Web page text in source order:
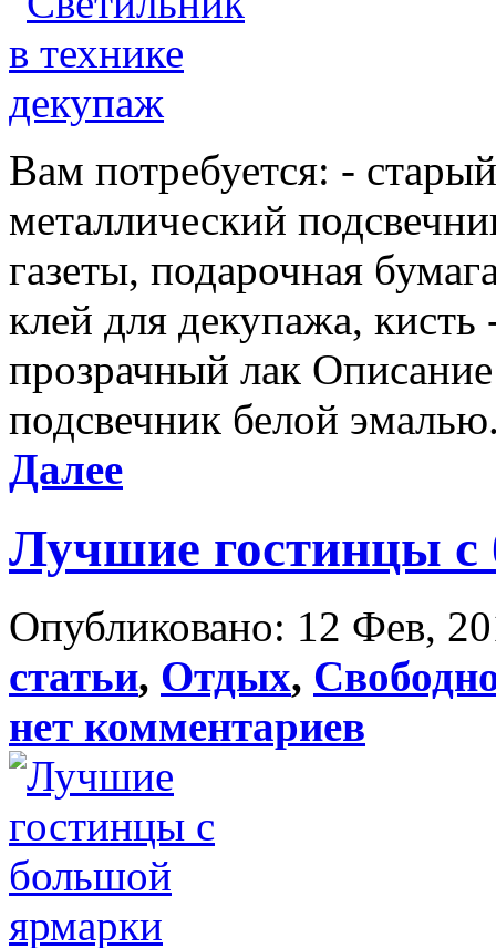
Вам потребуется: -
металлический
газеты, подарочная
клей для декупажа, кисть
прозрачный лак
подсвечник белой
Далее
Лучшие гостинцы
Опубликовано: 12 Фев,
статьи, Отдых,
нет комментариев